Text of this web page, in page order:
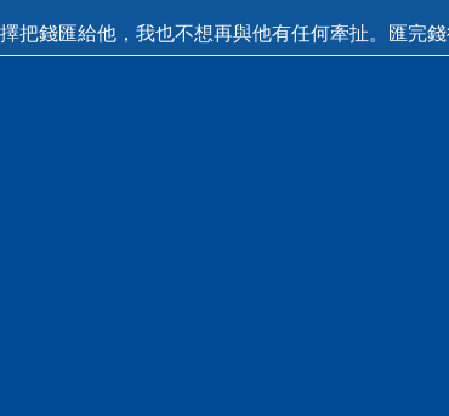
把錢匯給他，我也不想再與他有任何牽扯。匯完錢